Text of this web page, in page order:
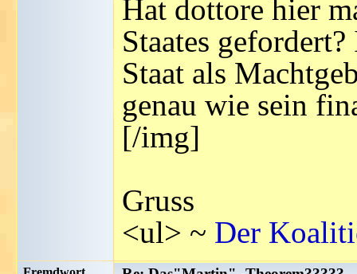
Hat dottore hier
Staates
Staat als
genau wie sein
[/img]
Gruss
<ul> ~ Der